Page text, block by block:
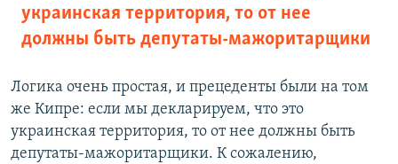
украинская территория, то от нее
должны быть депутаты-мажоритарщики
Логика очень простая, и прецеденты были на том
же Кипре: если мы декларируем, что это
украинская территория, то от нее должны быть
депутаты-мажоритарщики. К сожалению,